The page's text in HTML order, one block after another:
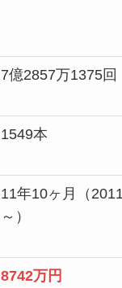
7億2857万1375回
1549本
11年10ヶ月（
～）
8742万円